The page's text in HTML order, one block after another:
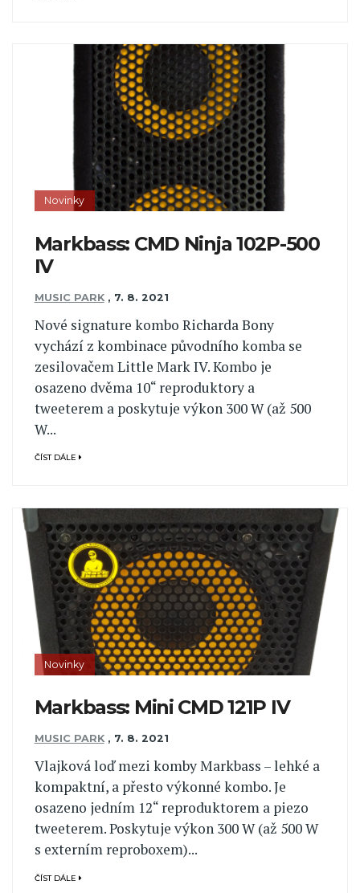
Novinky
Markbass: CMD Ninja 102P-500
IV
MUSIC PARK , 7. 8. 2021
Nové signature kombo Richarda Bony
vychází z kombinace původního komba se
zesilovačem Little Mark IV. Kombo je
osazeno dvěma 10“ reproduktory a
tweeterem a poskytuje výkon 300 W (až 500
W...
ČÍST DÁLE
Novinky
Markbass: Mini CMD 121P IV
MUSIC PARK , 7. 8. 2021
Vlajková loď mezi komby Markbass – lehké a
kompaktní, a přesto výkonné kombo. Je
osazeno jedním 12“ reproduktorem a piezo
tweeterem. Poskytuje výkon 300 W (až 500 W
s externím reproboxem)...
ČÍST DÁLE